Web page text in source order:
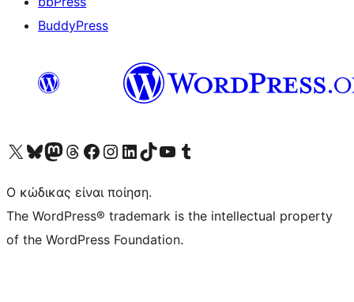
BuddyPress
Visit our X (formerly Twitter) account
Visit our Bluesky account
Επισκεφθείτε τον λογαριασμό μας στο Mastodon
Visit our Threads account
Επισκεφτείτε τη σελίδα μας στο Facebook
Επισκεφθείτε τον λογαριασμό μας Instagram
Επισκεφθείτε τον λογαριασμό μας LinkedIn
Visit our TikTok account
Visit our YouTube channel
Visit our Tumblr account
Ο κώδικας είναι ποίηση.
The WordPress® trademark is the intellectual property
of the WordPress Foundation.